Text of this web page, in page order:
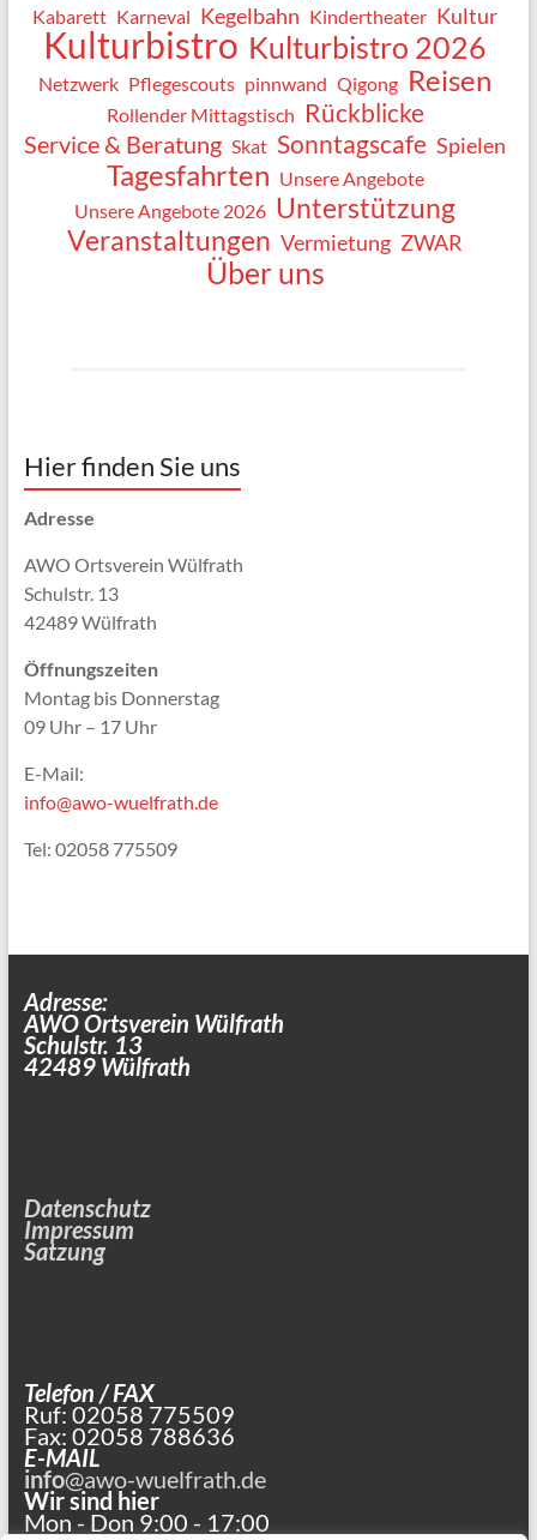
Kabarett Karneval Kegelbahn Kindertheater Kultur
Kulturbistro Kulturbistro 2026
Netzwerk Pflegescouts pinnwand Qigong Reisen
Rollender Mittagstisch Rückblicke
Service & Beratung Skat Sonntagscafe Spielen
Tagesfahrten Unsere Angebote
Unsere Angebote 2026 Unterstützung
Veranstaltungen Vermietung ZWAR
Über uns
Hier finden Sie uns
Adresse
AWO Ortsverein Wülfrath
Schulstr. 13
42489 Wülfrath
Öffnungszeiten
Montag bis Donnerstag
09 Uhr – 17 Uhr
E-Mail:
info@awo-wuelfrath.de
Tel: 02058 775509
Adresse:
AWO Ortsverein Wülfrath
Schulstr. 13
42489 Wülfrath
Datenschutz
Impressum
Satzung
Telefon / FAX
Ruf: 02058 775509
Fax: 02058 788636
E-MAIL
info@awo-wuelfrath.de
Wir sind hier
Mon - Don 9:00 - 17:00